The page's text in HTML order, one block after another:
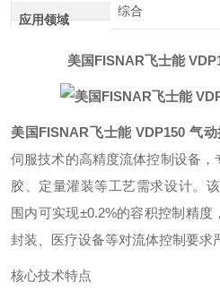
应用领域
综合
美国FISNAR飞士能
美国FISNAR飞士能 VDP150 气
伺服技术的高精度流体控制设备
胶、定量灌装等工艺需求设计。
围内可实现±0.2%的容积控制精
封装、医疗设备等对流体控制要求
核心技术特点‌